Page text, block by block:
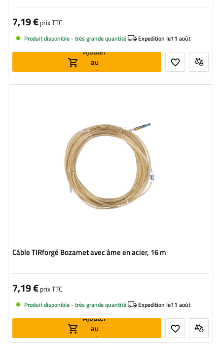
7,19 €prix TTC
Produit disponible - très grande quantité Expedition le11 août
Ajouter
au
panier
Câble TIRforgé Bozamet avec âme en acier, 16 m
7,19 €prix TTC
Produit disponible - très grande quantité Expedition le11 août
Ajouter
au
panier